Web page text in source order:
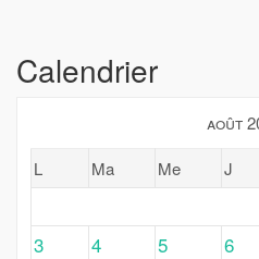
Calendrier
août
L
Ma Me J
3
4 5 6